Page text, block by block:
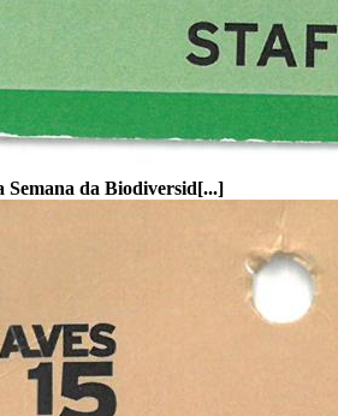
da Biodiversid[...]